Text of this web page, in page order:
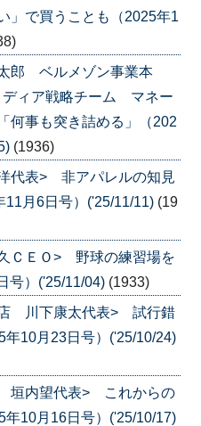
で買うことも（2025年1
郎 ベルメゾン事業本
ィア戦略チーム マネー
事も突き詰める」（202
(1936)
代表> 非アパレルの知見
月6日号）('25/11/11) (19
ＣＥＯ> 野球の練習場を
号）('25/11/04) (1933)
川下康太代表> 試行錯
10月23日号）('25/10/24)
垣内望代表> これからの
年10月16日号）('25/10/17)